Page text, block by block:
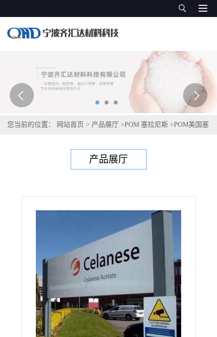
您当前的位置： 网站首页 > 产品展厅 >POM 塞拉尼斯 >POM美国塞
产品展厅